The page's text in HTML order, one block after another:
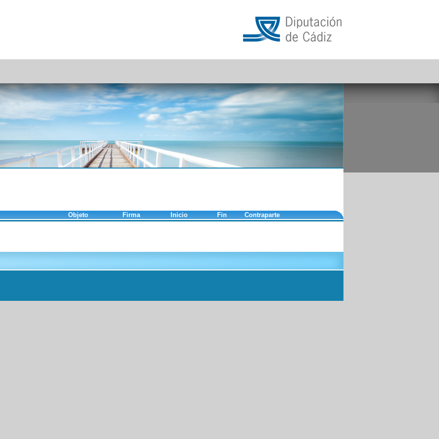
Objeto Firma Inicio Fin Contraparte